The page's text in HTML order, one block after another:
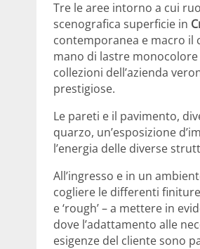
Tre le aree intorno a cui
scenografica superficie in
contemporanea e macro il
mano di lastre
collezioni dell’azienda
prestigiose.
Le pareti e il pavimento,
quarzo, un’esposizione
l’energia delle diverse
All’ingresso e in un
cogliere le differenti
e ‘rough’ – a mettere in
dove l’adattamento alle
esigenze del cliente sono